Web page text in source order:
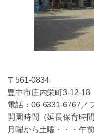
〒561-0834
豊中市庄内栄町3-12-18
電話：06-6331-6767／
開園時間（延長保育時間
月曜から土曜・・・午